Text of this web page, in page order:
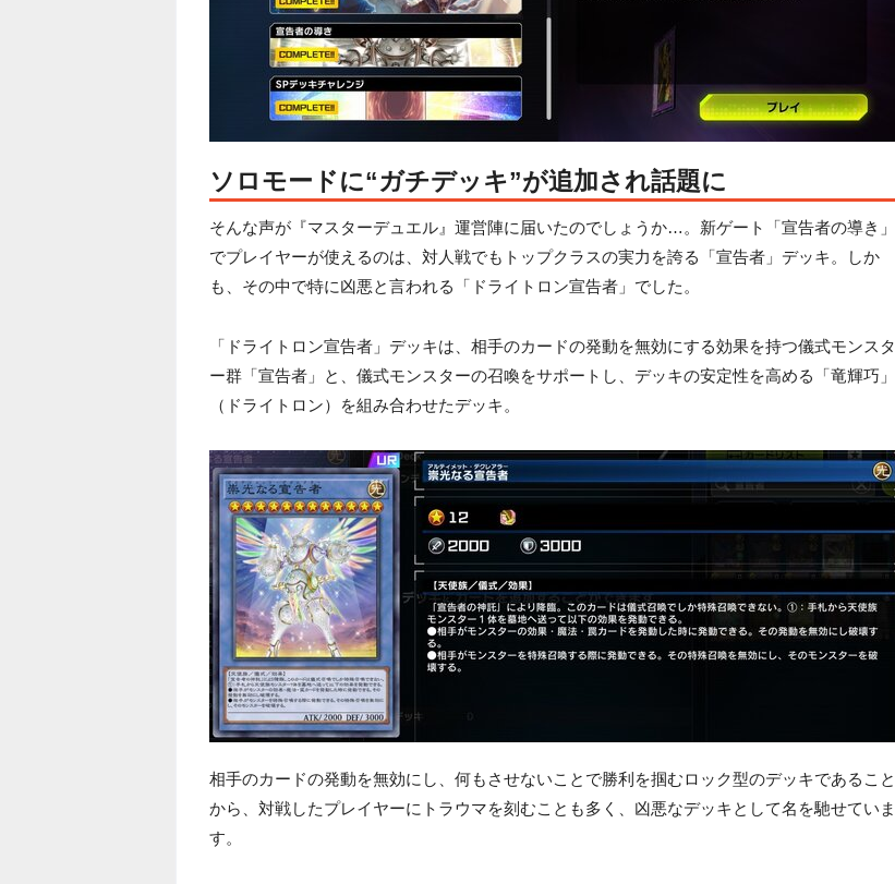
ソロモードに“ガチデッキ”が追加され話題に
そんな声が『マスターデュエル』運営陣に届いたのでしょうか…。新ゲート「宣告者の導き」
でプレイヤーが使えるのは、対人戦でもトップクラスの実力を誇る「宣告者」デッキ。しか
も、その中で特に凶悪と言われる「ドライトロン宣告者」でした。
「ドライトロン宣告者」デッキは、相手のカードの発動を無効にする効果を持つ儀式モンスタ
ー群「宣告者」と、儀式モンスターの召喚をサポートし、デッキの安定性を高める「竜輝巧」
（ドライトロン）を組み合わせたデッキ。
相手のカードの発動を無効にし、何もさせないことで勝利を掴むロック型のデッキであること
から、対戦したプレイヤーにトラウマを刻むことも多く、凶悪なデッキとして名を馳せていま
す。